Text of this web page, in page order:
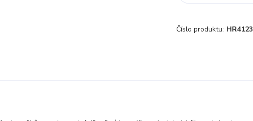
Číslo produktu: HR4123